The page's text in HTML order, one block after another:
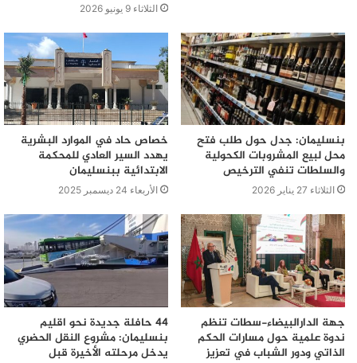
الثلاثاء 9 يونيو 2026
بنسليمان: جدل حول طلب فتح
محل لبيع المشروبات الكحولية
والسلطات تنفي الترخيص
الثلاثاء 27 يناير 2026
خصاص حاد في الموارد البشرية
يهدد السير العادي للمحكمة
الابتدائية ببنسليمان
الأربعاء 24 ديسمبر 2025
جهة الدارالبيضاء-سطات تنظم
ندوة علمية حول مسارات الحكم
الذاتي ودور الشباب في تعزيز
44 حافلة جديدة نحو اقليم
بنسليمان: مشروع النقل الحضري
يدخل مرحلته الأخيرة قبل